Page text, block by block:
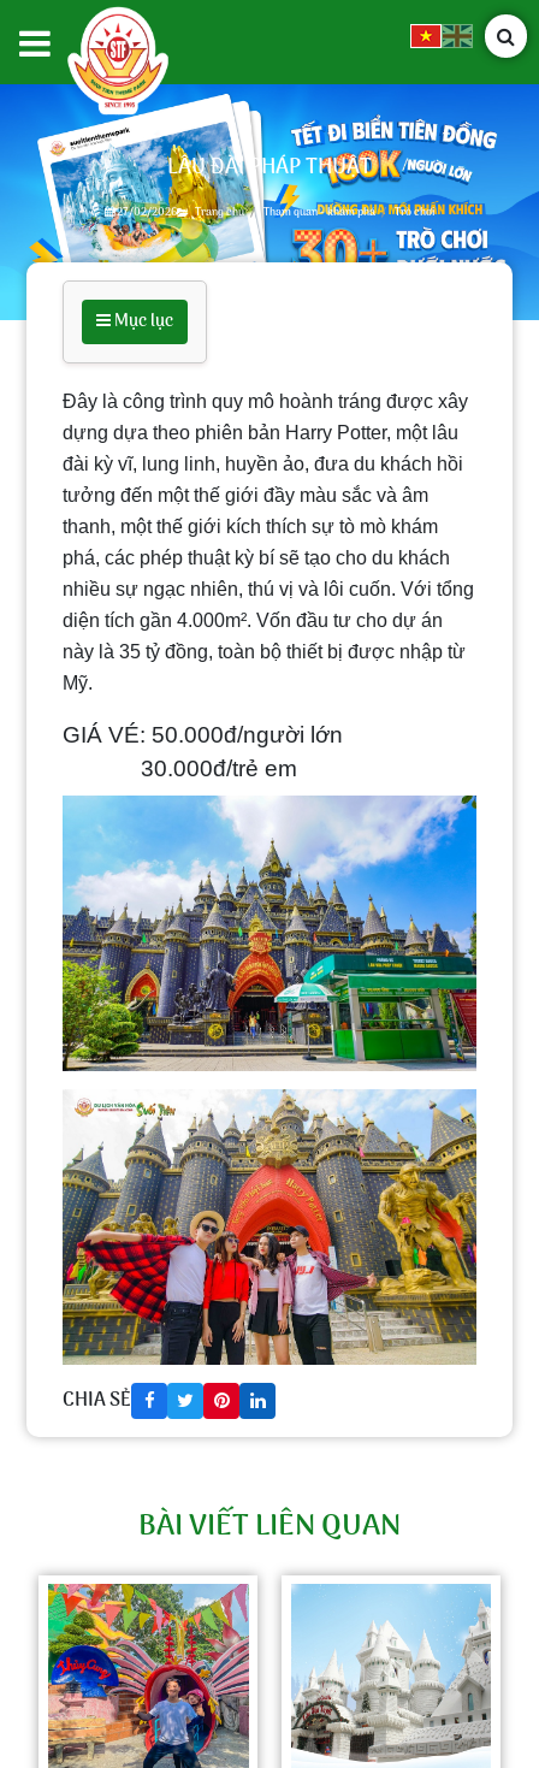
LÂU ĐÀI PHÁP THUẬT
27/02/2026 Trang chủ Tham quan - khám phá Trò chơi
Mục lục
Đây là công trình quy mô hoành tráng được xây
dựng dựa theo phiên bản Harry Potter, một lâu
đài kỳ vĩ, lung linh, huyền ảo, đưa du khách hồi
tưởng đến một thế giới đầy màu sắc và âm
thanh, một thế giới kích thích sự tò mò khám
phá, các phép thuật kỳ bí sẽ tạo cho du khách
nhiều sự ngạc nhiên, thú vị và lôi cuốn. Với tổng
diện tích gần 4.000m². Vốn đầu tư cho dự án
này là 35 tỷ đồng, toàn bộ thiết bị được nhập từ
Mỹ.
GIÁ VÉ: 50.000đ/người lớn
30.000đ/trẻ em
CHIA SẺ
BÀI VIẾT LIÊN QUAN